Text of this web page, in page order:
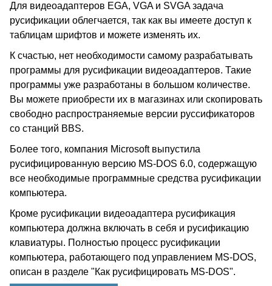
Для видеоадаптеров EGA, VGA и SVGA задача
русификации облегчается, так как вы имеете доступ к
таблицам шрифтов и можете изменять их.
К счастью, нет необходимости самому разрабатывать
программы для русификации видеоадаптеров. Такие
программы уже разработаны в большом количестве.
Вы можете приобрести их в магазинах или скопировать
свободно распространяемые версии руссификаторов
со станций BBS.
Более того, компания Microsoft выпустила
русифицированную версию MS-DOS 6.0, содержащую
все необходимые программные средства русификации
компьютера.
Кроме русификации видеоадаптера русификация
компьютера должна включать в себя и русификацию
клавиатуры. Полностью процесс русификации
компьютера, работающего под управлением MS-DOS,
описан в разделе "Как русифицировать MS-DOS".